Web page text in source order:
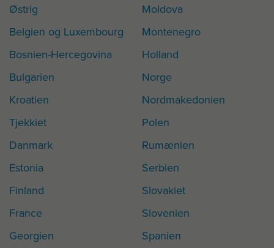
Østrig
Belgien og Luxembourg
Bosnien-Hercegovina
Bulgarien
Kroatien
Tjekkiet
Danmark
Estonia
Finland
France
Georgien
Moldova
Montenegro
Holland
Norge
Nordmakedonien
Polen
Rumænien
Serbien
Slovakiet
Slovenien
Spanien